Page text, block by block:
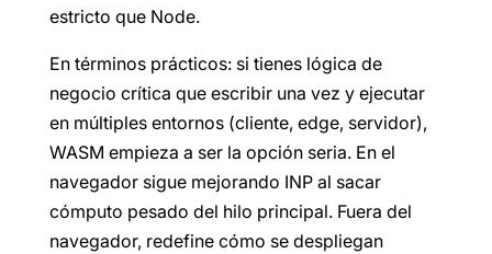
estricto que Node.
En términos prácticos: si tienes lógica de
negocio crítica que escribir una vez y ejecutar
en múltiples entornos (cliente, edge, servidor),
WASM empieza a ser la opción seria. En el
navegador sigue mejorando INP al sacar
cómputo pesado del hilo principal. Fuera del
navegador, redefine cómo se despliegan